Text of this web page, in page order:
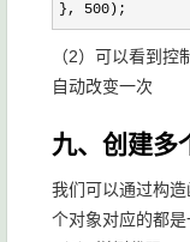
}, 500);
（2）可以看到
自动改变一次
九、创建多
我们可以通过构
个对象对应的都是